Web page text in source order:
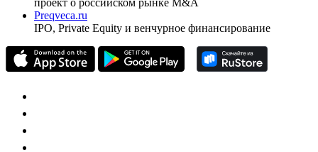
проект о российском рынке M&A
Preqveca.ru
IPO, Private Equity и венчурное финансирование